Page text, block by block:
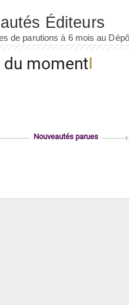
du moment
Nouveautés parues